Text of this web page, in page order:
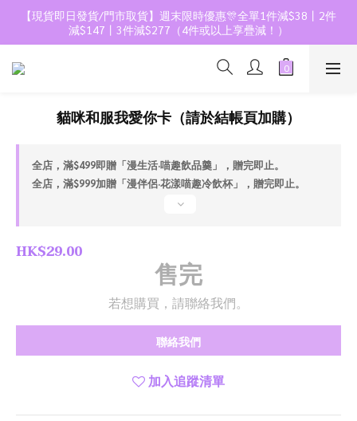
【現貨即日發貨/門市取貨】週末限時優惠🎊全單1件減$38丨2件
減$147丨3件減$277（4件或以上享疊減！）
貓咪和服我愛你卡（請於結帳頁加購）
全店，滿$499即贈「漫生活·喵趣飲品羹」，贈完即止。
全店，滿$999加贈「漫伴侶·花漾喵趣冷飲杯」，贈完即止。
HK$29.00
售完
若想購買，請聯絡我們。
聯絡我們
加入追蹤清單